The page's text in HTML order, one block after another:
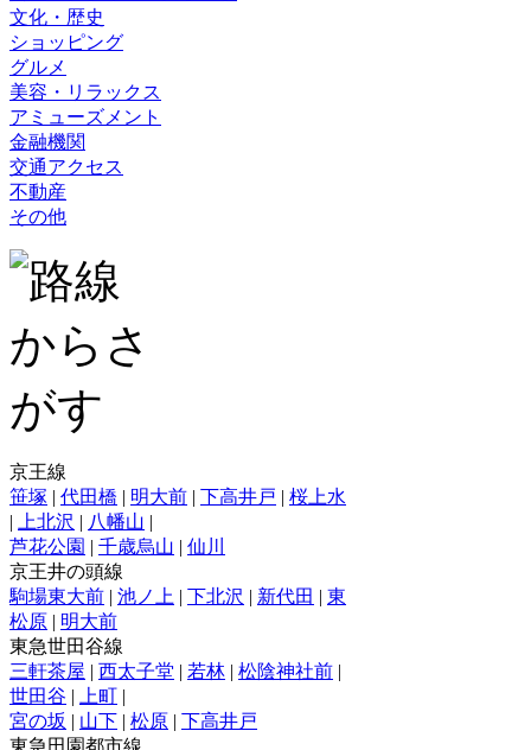
文化・歴史
ショッピング
グルメ
美容・リラックス
アミューズメント
金融機関
交通アクセス
不動産
その他
京王線
笹塚 | 代田橋 | 明大前 | 下高井戸 | 桜上水
|
上北沢 | 八幡山 |
芦花公園 | 千歳烏山 | 仙川
京王井の頭線
駒場東大前 | 池ノ上 | 下北沢 | 新代田 | 東
松原 | 明大前
東急世田谷線
三軒茶屋 | 西太子堂 | 若林 | 松陰神社前 |
世田谷 | 上町 |
宮の坂 | 山下 | 松原 | 下高井戸